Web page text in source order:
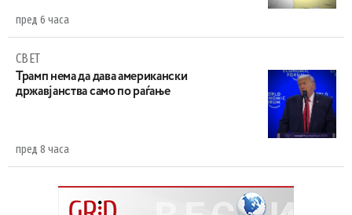
пред 6 часа
СВЕТ
Трамп нема да дава американски
државјанства само по раѓање
пред 8 часа